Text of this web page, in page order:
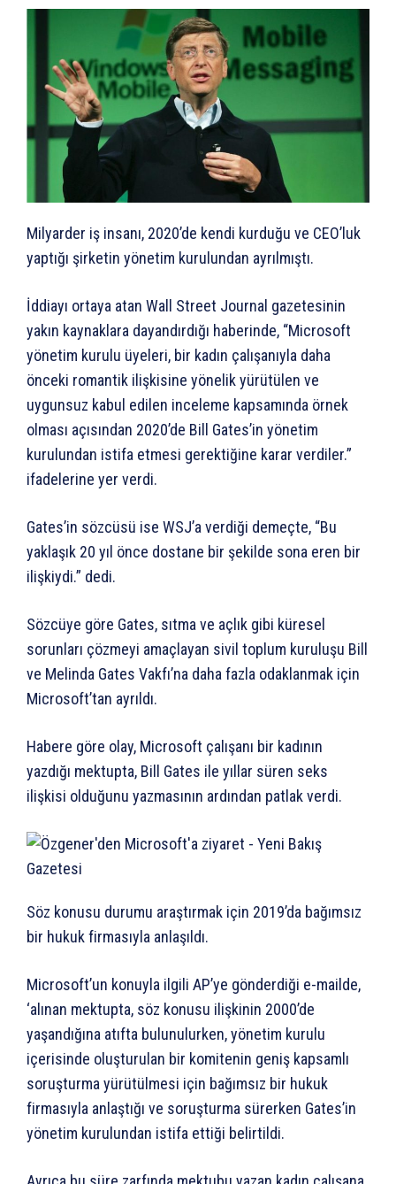
Milyarder iş insanı, 2020’de kendi kurduğu ve CEO’luk
yaptığı şirketin yönetim kurulundan ayrılmıştı.
İddiayı ortaya atan Wall Street Journal gazetesinin
yakın kaynaklara dayandırdığı haberinde, “Microsoft
yönetim kurulu üyeleri, bir kadın çalışanıyla daha
önceki romantik ilişkisine yönelik yürütülen ve
uygunsuz kabul edilen inceleme kapsamında örnek
olması açısından 2020’de Bill Gates’in yönetim
kurulundan istifa etmesi gerektiğine karar verdiler.”
ifadelerine yer verdi.
Gates’in sözcüsü ise WSJ’a verdiği demeçte, “Bu
yaklaşık 20 yıl önce dostane bir şekilde sona eren bir
ilişkiydi.” dedi.
Sözcüye göre Gates, sıtma ve açlık gibi küresel
sorunları çözmeyi amaçlayan sivil toplum kuruluşu Bill
ve Melinda Gates Vakfı’na daha fazla odaklanmak için
Microsoft’tan ayrıldı.
Habere göre olay, Microsoft çalışanı bir kadının
yazdığı mektupta, Bill Gates ile yıllar süren seks
ilişkisi olduğunu yazmasının ardından patlak verdi.
Söz konusu durumu araştırmak için 2019’da bağımsız
bir hukuk firmasıyla anlaşıldı.
Microsoft’un konuyla ilgili AP’ye gönderdiği e-mailde,
‘alınan mektupta, söz konusu ilişkinin 2000’de
yaşandığına atıfta bulunulurken, yönetim kurulu
içerisinde oluşturulan bir komitenin geniş kapsamlı
soruşturma yürütülmesi için bağımsız bir hukuk
firmasıyla anlaştığı ve soruşturma sürerken Gates’in
yönetim kurulundan istifa ettiği belirtildi.